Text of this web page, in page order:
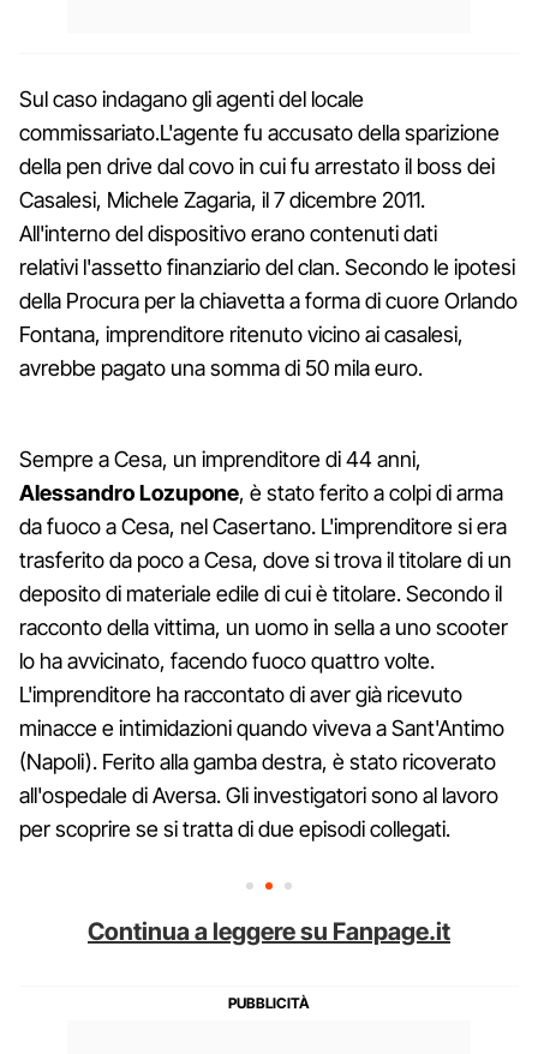
Sul caso indagano gli agenti del locale
commissariato.L'agente fu accusato della sparizione
della pen drive dal covo in cui fu arrestato il boss dei
Casalesi, Michele Zagaria, il 7 dicembre 2011.
All'interno del dispositivo erano contenuti dati
relativi l'assetto finanziario del clan. Secondo le ipotesi
della Procura per la chiavetta a forma di cuore Orlando
Fontana, imprenditore ritenuto vicino ai casalesi,
avrebbe pagato una somma di 50 mila euro.
Sempre a Cesa, un imprenditore di 44 anni,
Alessandro Lozupone, è stato ferito a colpi di arma
da fuoco a Cesa, nel Casertano. L'imprenditore si era
trasferito da poco a Cesa, dove si trova il titolare di un
deposito di materiale edile di cui è titolare. Secondo il
racconto della vittima, un uomo in sella a uno scooter
lo ha avvicinato, facendo fuoco quattro volte.
L'imprenditore ha raccontato di aver già ricevuto
minacce e intimidazioni quando viveva a Sant'Antimo
(Napoli). Ferito alla gamba destra, è stato ricoverato
all'ospedale di Aversa. Gli investigatori sono al lavoro
per scoprire se si tratta di due episodi collegati.
Continua a leggere su Fanpage.it